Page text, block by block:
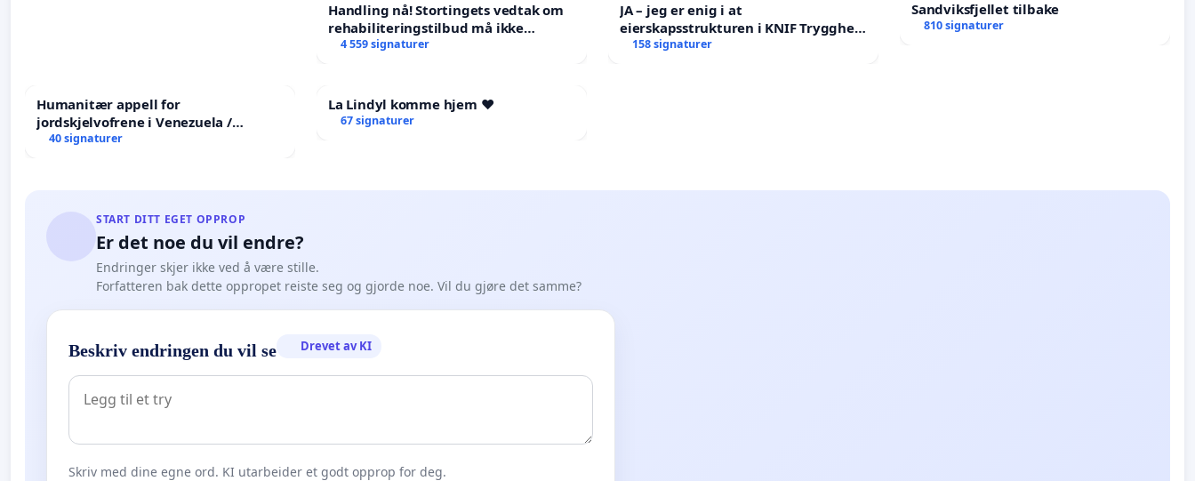
Handling nå! Stortingets vedtak om
rehabiliteringstilbud må ikke
forkastes.
4 559 signaturer
JA – jeg er enig i at
eierskapsstrukturen i KNIF Trygghet
AS ikke skal endres
158 signaturer
Sandviksfjellet tilbake
810 signaturer
Humanitær appell for
jordskjelvofrene i Venezuela /
Humanitarian Appeal for the
40 signaturer
La Lindyl komme hjem ❤️
67 signaturer
START DITT EGET OPPROP
Er det noe du vil endre?
Endringer skjer ikke ved å være stille.
Forfatteren bak dette oppropet reiste seg og gjorde noe. Vil du gjøre det samme?
Beskriv endringen du vil se Drevet av KI
Skriv med dine egne ord. KI utarbeider et godt opprop for deg.